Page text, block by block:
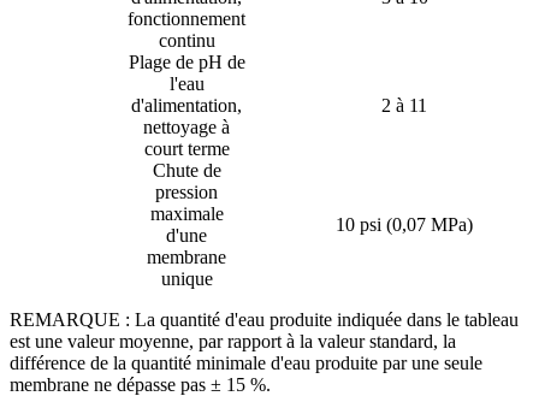
fonctionnement
continu
Plage de pH de
l'eau
d'alimentation,
nettoyage à
court terme
2 à 11
Chute de
pression
maximale
d'une
membrane
unique
10 psi (0,07 MPa)
REMARQUE : La quantité d'eau produite indiquée dans le tableau
est une valeur moyenne, par rapport à la valeur standard, la
différence de la quantité minimale d'eau produite par une seule
membrane ne dépasse pas ± 15 %.